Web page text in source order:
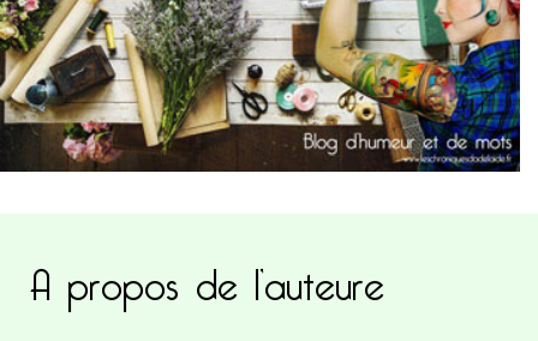
A propos de l’auteure